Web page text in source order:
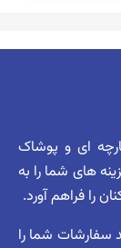
ای و پوشاک
های شما را به
را فراهم آورد.
سفارشات شما را